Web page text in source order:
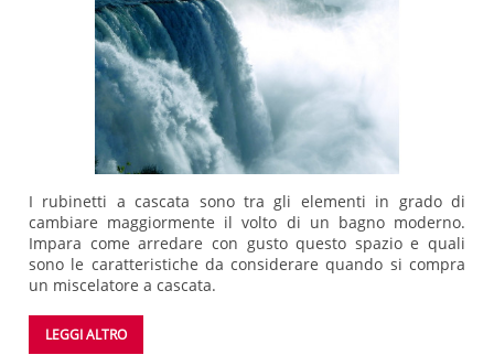
I rubinetti a cascata sono tra gli elementi in grado di
cambiare maggiormente il volto di un bagno moderno.
Impara come arredare con gusto questo spazio e quali
sono le caratteristiche da considerare quando si compra
un miscelatore a cascata.
LEGGI ALTRO